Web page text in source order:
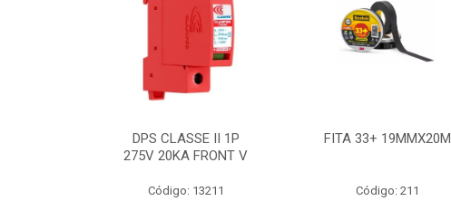
DPS CLASSE II 1P
275V 20KA FRONT V
Código: 13211
FITA 33+ 19MMX20M
Código: 211